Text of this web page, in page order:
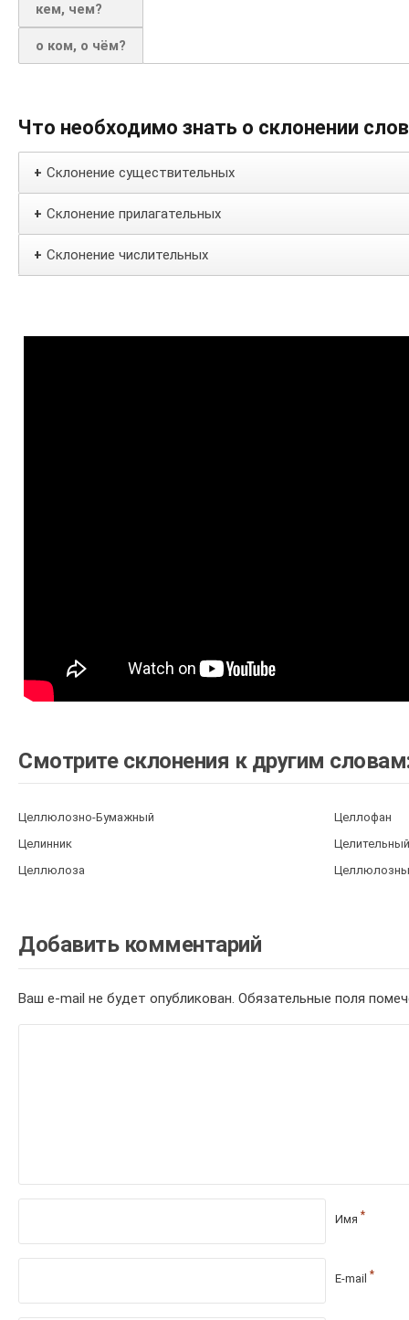
кем, чем?
о ком, о чём?
Что необходимо знать о склонении
+ Склонение существительных
+ Склонение прилагательных
+ Склонение числительных
Смотрите склонения к другим
Целлюлозно-Бумажный
Целлофан
Целинник
Целлюлоза
Добавить комментарий
Ваш e-mail не будет опубликован. Обязательные поля
Имя *
E-mail *